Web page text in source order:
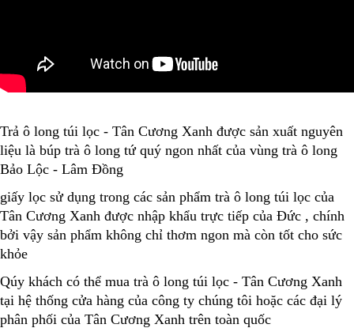
Trả ô long túi lọc - Tân Cương Xanh được sản xuất nguyên
liệu là búp trà ô long tứ quý ngon nhất của vùng trà ô long
Bảo Lộc - Lâm Đồng
giấy lọc sử dụng trong các sản phẩm trà ô long túi lọc của
Tân Cương Xanh được nhập khẩu trực tiếp của Đức , chính
bởi vậy sản phẩm không chỉ thơm ngon mà còn tốt cho sức
khỏe
Qúy khách có thể mua trà ô long túi lọc - Tân Cương Xanh
tại hệ thống cửa hàng của công ty chúng tôi hoặc các đại lý
phân phối của Tân Cương Xanh trên toàn quốc